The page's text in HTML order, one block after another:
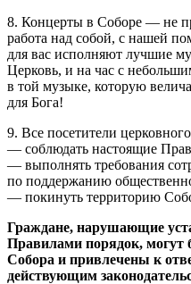
8. Концерты в Соборе — не
работа над собой, с нашей
для вас исполняют лучшие
Церковь, и на час с
в той музыке, которую
для Бога!
9. Все посетители
— соблюдать настоящие
— выполнять требования
по поддержанию
— покинуть территорию
Граждане, нарушающие
Правилами порядок, могут
Собора и привлечены к
действующим